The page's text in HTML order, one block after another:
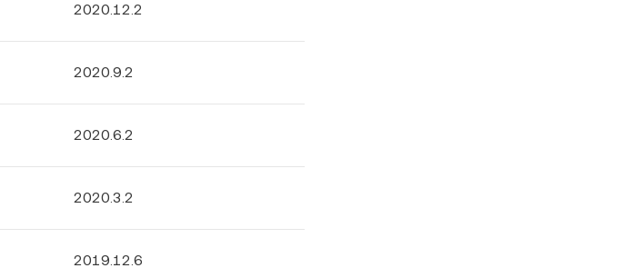
2020.12.2
2020.9.2
2020.6.2
2020.3.2
2019.12.6